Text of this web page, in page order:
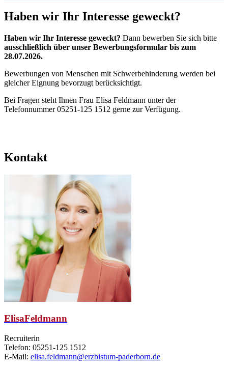
Haben wir Ihr Interesse geweckt?
Haben wir Ihr Interesse geweckt? Dann bewerben Sie sich bitte
ausschließlich über unser Bewerbungsformular bis zum
28.07.2026.
Bewerbungen von Menschen mit Schwerbehinderung werden bei
gleicher Eignung bevorzugt berücksichtigt.
Bei Fragen steht Ihnen Frau Elisa Feldmann unter der
Telefonnummer 05251-125 1512 gerne zur Verfügung.
Kontakt
ElisaFeldmann
Recruiterin
Telefon: 05251-125 1512
E-Mail: elisa.feldmann@erzbistum-paderborn.de